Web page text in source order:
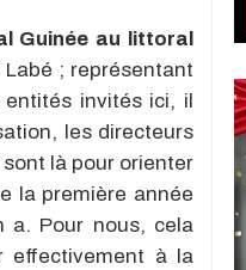
Guinée au littoral
; représentant
entités invités ici, il
les directeurs
là pour orienter
la première année
a. Pour nous, cela
effectivement à la